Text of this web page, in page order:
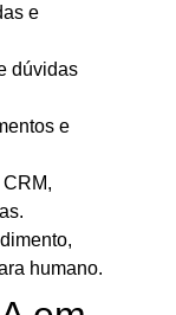
e
dúvidas
e
humano.